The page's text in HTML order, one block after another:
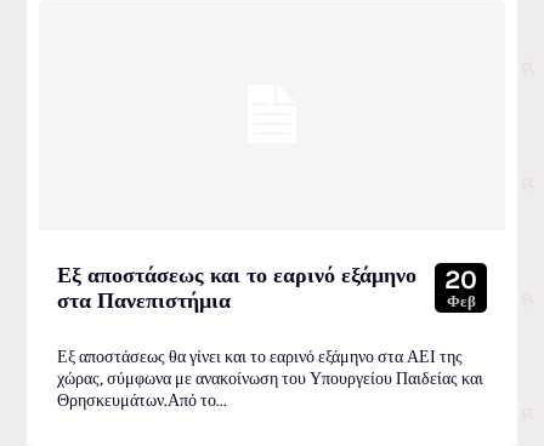
Εξ αποστάσεως και το εαρινό εξάμηνο
στα Πανεπιστήμια
20
Φεβ
Εξ αποστάσεως θα γίνει και το εαρινό εξάμηνο στα ΑΕΙ της
χώρας, σύμφωνα με ανακοίνωση του Υπουργείου Παιδείας και
Θρησκευμάτων.Από το...